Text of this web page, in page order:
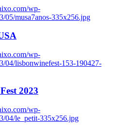
wp-
05/musa7anos-335x256.jpg
wp-
04/lisbonwinefest-153-190427-
2023
wp-
04/le_petit-335x256.jpg